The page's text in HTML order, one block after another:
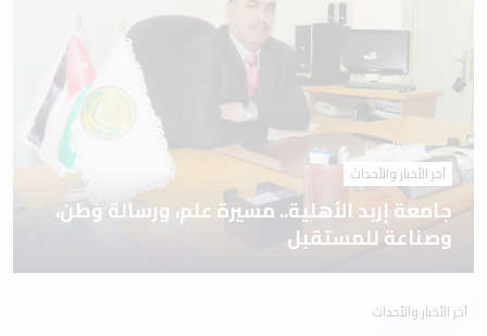
آخر الأخبار والأحداث
جامعة إربد الأهلية.. مسيرة علم، ورسالة وطن،
وصناعة للمستقبل
آخر الأخبار والأحداث